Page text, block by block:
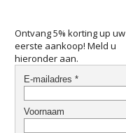
Ontvang 5% korting up uw
eerste aankoop! Meld u
hieronder aan.